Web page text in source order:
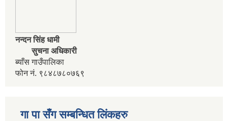
नन्दन सिंह धामी
सुचना अधिकारी
ब्याँस गाउँपालिका
फोन नं. ९८४८७८०७६९
गा पा सँग सम्बन्धित लिंकहरु